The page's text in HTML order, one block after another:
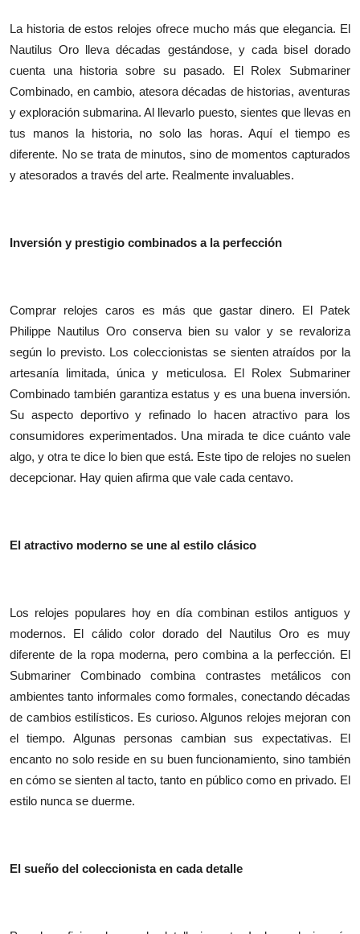
La historia de estos relojes ofrece mucho más que elegancia. El
Nautilus Oro lleva décadas gestándose, y cada bisel dorado
cuenta una historia sobre su pasado. El Rolex Submariner
Combinado, en cambio, atesora décadas de historias, aventuras
y exploración submarina. Al llevarlo puesto, sientes que llevas en
tus manos la historia, no solo las horas. Aquí el tiempo es
diferente. No se trata de minutos, sino de momentos capturados
y atesorados a través del arte. Realmente invaluables.
Inversión y prestigio combinados a la perfección
Comprar relojes caros es más que gastar dinero. El Patek
Philippe Nautilus Oro conserva bien su valor y se revaloriza
según lo previsto. Los coleccionistas se sienten atraídos por la
artesanía limitada, única y meticulosa. El Rolex Submariner
Combinado también garantiza estatus y es una buena inversión.
Su aspecto deportivo y refinado lo hacen atractivo para los
consumidores experimentados. Una mirada te dice cuánto vale
algo, y otra te dice lo bien que está. Este tipo de relojes no suelen
decepcionar. Hay quien afirma que vale cada centavo.
El atractivo moderno se une al estilo clásico
Los relojes populares hoy en día combinan estilos antiguos y
modernos. El cálido color dorado del Nautilus Oro es muy
diferente de la ropa moderna, pero combina a la perfección. El
Submariner Combinado combina contrastes metálicos con
ambientes tanto informales como formales, conectando décadas
de cambios estilísticos. Es curioso. Algunos relojes mejoran con
el tiempo. Algunas personas cambian sus expectativas. El
encanto no solo reside en su buen funcionamiento, sino también
en cómo se sienten al tacto, tanto en público como en privado. El
estilo nunca se duerme.
El sueño del coleccionista en cada detalle